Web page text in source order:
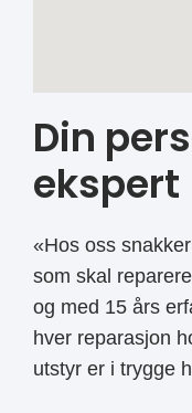
Din
ekspert
«Hos oss
som skal
og med 15 års
hver reparasjon
utstyr er i trygge